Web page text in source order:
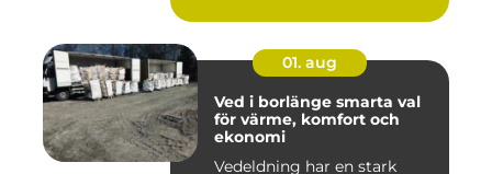
01. aug
Ved i borlänge smarta val
för värme, komfort och
ekonomi
Vedeldning har en stark